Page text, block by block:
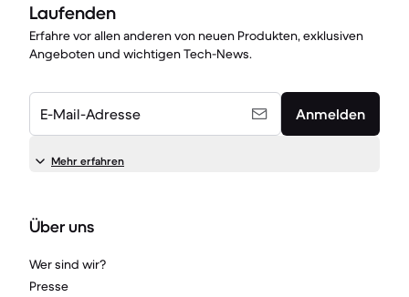
Laufenden
Erfahre vor allen anderen von neuen Produkten, exklusiven
Angeboten und wichtigen Tech-News.
E-Mail-Adresse Anmelden
Mehr erfahren
Über uns
Wer sind wir?
Presse